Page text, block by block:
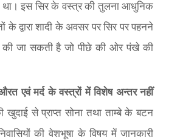
था। इस सिर के वस्त्र की तुलना आधुनिक
के द्वारा शादी के अवसर पर सिर पर पहनने
जा सकती है जो पीछे की ओर पंखे की
एवं मर्द के वस्त्रों में विशेष अन्तर नहीं
खुदाई से प्राप्त सोना तथा ताम्बे के बटन
की वेशभूषा के विषय में जानकारी